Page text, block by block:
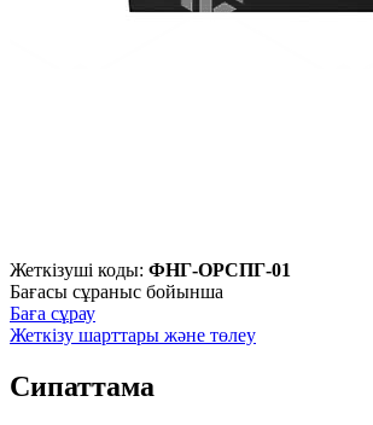
Жеткізуші коды: ФНГ-ОРСПГ-01
Бағасы сұраныс бойынша
Баға сұрау
Жеткізу шарттары және төлеу
Сипаттама